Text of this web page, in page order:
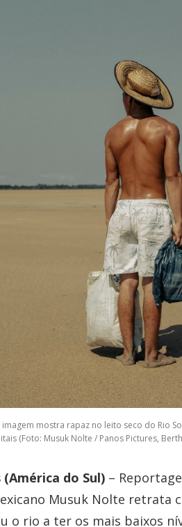
imagem mostra rapaz no leito seco do Rio
(Foto: Musuk Nolte / Panos Pictures,
(América do Sul) –
Musuk Nolte retrata
o rio a ter os mais baixos